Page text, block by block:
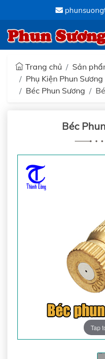
Phun
Trang chủ
Sản
Phụ Kiện Phun
Béc Phun Sương
Béc
Tap